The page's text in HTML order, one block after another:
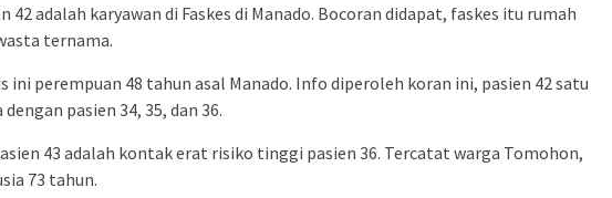
42 adalah karyawan di Faskes di Manado. Bocoran didapat, faskes itu rumah
ternama.
ini perempuan 48 tahun asal Manado. Info diperoleh koran ini, pasien 42 satu
pasien 34, 35, dan 36.
43 adalah kontak erat risiko tinggi pasien 36. Tercatat warga Tomohon,
73 tahun.